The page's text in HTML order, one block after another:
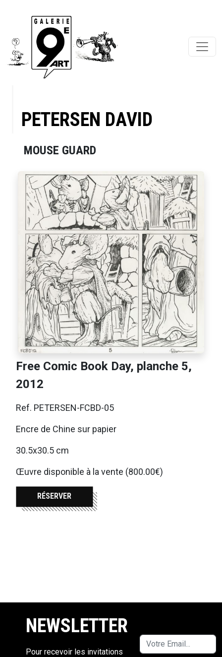
PETERSEN DAVID
MOUSE GUARD
Free Comic Book Day, planche 5,
2012
Ref. PETERSEN-FCBD-05
Encre de Chine sur papier
30.5x30.5 cm
Œuvre disponible à la vente (800.00€)
RÉSERVER
NEWSLETTER
Pour recevoir les invitations